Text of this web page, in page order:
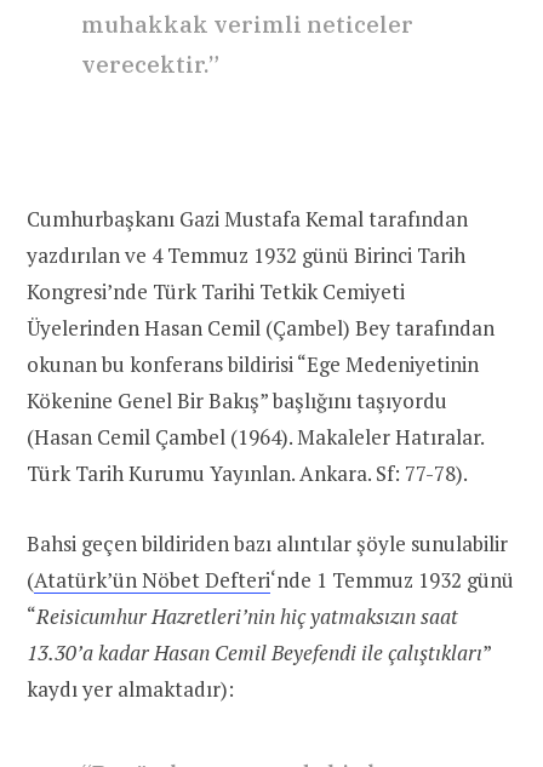
muhakkak verimli neticeler
verecektir.”
Cumhurbaşkanı Gazi Mustafa Kemal tarafından
yazdırılan ve 4 Temmuz 1932 günü Birinci Tarih
Kongresi’nde Türk Tarihi Tetkik Cemiyeti
Üyelerinden Hasan Cemil (Çambel) Bey tarafından
okunan bu konferans bildirisi “Ege Medeniyetinin
Kökenine Genel Bir Bakış” başlığını taşıyordu
(Hasan Cemil Çambel (1964). Makaleler Hatıralar.
Türk Tarih Kurumu Yayınlan. Ankara. Sf: 77-78).
Bahsi geçen bildiriden bazı alıntılar şöyle sunulabilir
(Atatürk’ün Nöbet Defteri‘nde 1 Temmuz 1932 günü
“Reisicumhur Hazretleri’nin hiç yatmaksızın saat
13.30’a kadar Hasan Cemil Beyefendi ile çalıştıkları”
kaydı yer almaktadır):